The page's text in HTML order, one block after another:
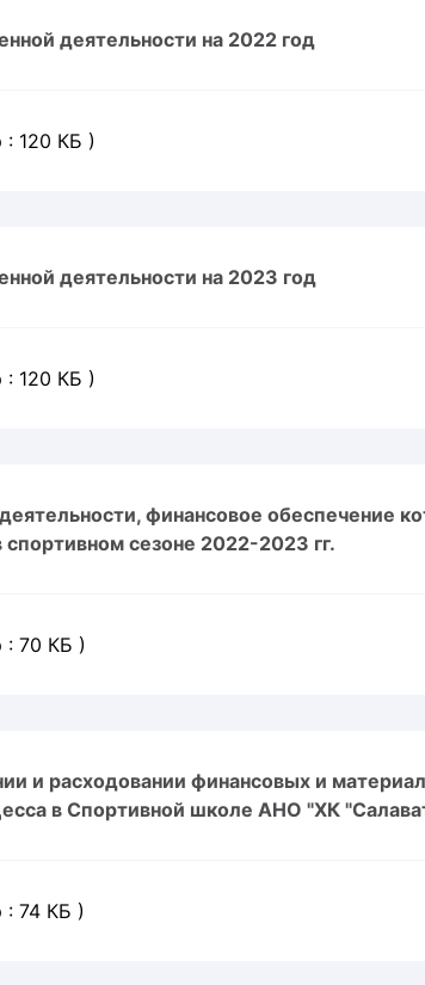
Барыс
деятельности на 2022 год
: 120 КБ )
деятельности на 2023 год
: 120 КБ )
финансовое обеспечение
спортивном сезоне 2022-2023 гг.
: 70 КБ )
и расходовании финансовых и
в Спортивной школе АНО "ХК
: 74 КБ )